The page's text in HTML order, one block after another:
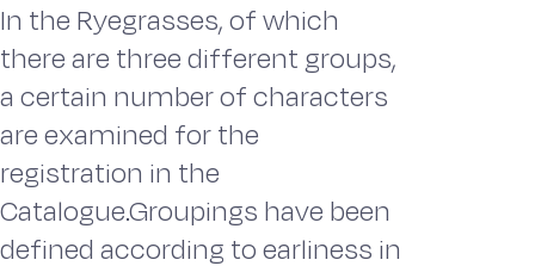
In the Ryegrasses, of which
there are three different groups,
a certain number of characters
are examined for the
registration in the
Catalogue.Groupings have been
defined according to earliness in